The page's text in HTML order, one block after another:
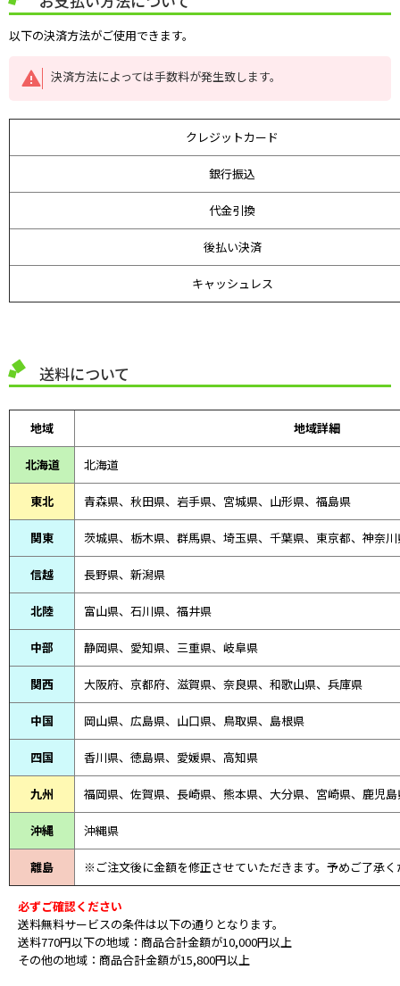
以下の決済方法がご使用できます。
決済方法によっては手数料が発生致します。
クレジットカード
銀行振込
代金引換
後払い決済
キャッシュレス
送料について
地域 地域詳細
北海道 北海道
東北 青森県、 秋田県、 岩手県、宮城県、山形県、福島県
関東 茨城県、栃木県、群馬県、埼玉県、千葉県、東京都、神奈
信越 長野県、新潟県
北陸 富山県、 石川県、 福井県
中部 静岡県、 愛知県、 三重県、 岐阜県
関西 大阪府、京都府、滋賀県、奈良県、和歌山県、兵庫県
中国 岡山県、広島県、山口県、鳥取県、島根県
四国 香川県、徳島県、愛媛県、高知県
九州 福岡県、佐賀県、長崎県、熊本県、大分県、宮崎県、鹿児
沖縄 沖縄県
離島 ※ご注文後に金額を修正させていただきます。予めご了承く
必ずご確認ください
送料無料サービスの条件は以下の通りとなります。
送料770円以下の地域：商品合計金額が10,000円以上
その他の地域：商品合計金額が15,800円以上